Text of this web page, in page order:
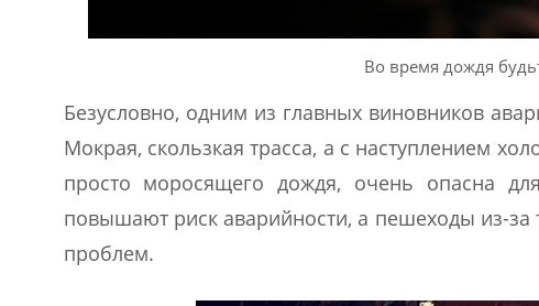
Во время дождя
Безусловно, одним из главных виновников
Мокрая, скользкая трасса, а с наступлением
просто моросящего дождя, очень опасна
повышают риск аварийности, а пешеходы из-
проблем.